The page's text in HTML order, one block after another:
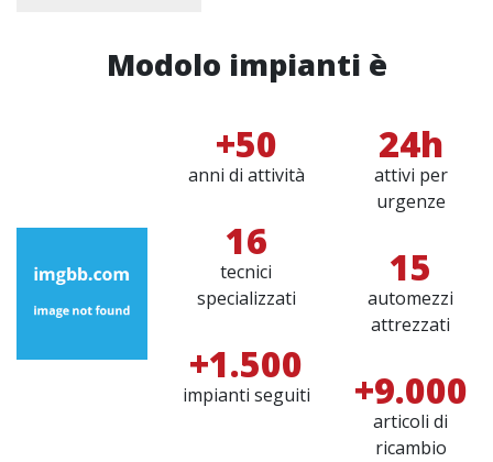
Modolo impianti è
+50
anni di attività
16
tecnici
specializzati
+1.500
impianti seguiti
24h
attivi per
urgenze
15
automezzi
attrezzati
+9.000
articoli di
ricambio